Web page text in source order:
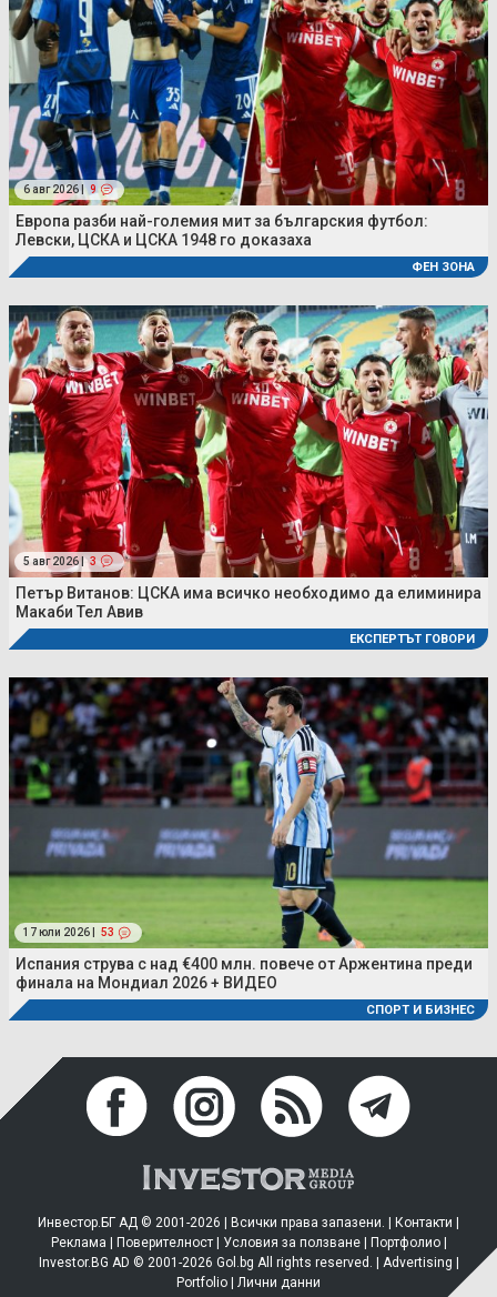
6 авг 2026 | 9
Европа разби най-големия мит за българския футбол:
Левски, ЦСКА и ЦСКА 1948 го доказаха
ФЕН ЗОНА
5 авг 2026 | 3
Петър Витанов: ЦСКА има всичко необходимо да елиминира
Макаби Тел Авив
ЕКСПЕРТЪТ ГОВОРИ
17 юли 2026 | 53
Испания струва с над €400 млн. повече от Аржентина преди
финала на Мондиал 2026 + ВИДЕО
СПОРТ И БИЗНЕС
Инвестор.БГ АД © 2001-2026 | Всички права запазени. | Контакти
Реклама
Поверителност| Условия за ползване| Портфолио|
Investor.BG AD © 2001-2026 Gol.bg All rights reserved. | Advertising
Portfolio
Лични данни